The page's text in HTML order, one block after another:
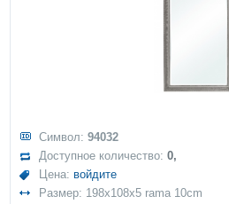
Символ:94032
Доступное количество:0,
Цена: войдите
Размер: 198x108x5 rama 10cm